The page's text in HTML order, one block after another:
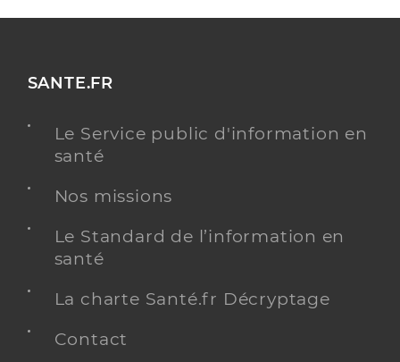
SANTE.FR
Le Service public d'information en
santé
Nos missions
Le Standard de l’information en
santé
La charte Santé.fr Décryptage
Contact